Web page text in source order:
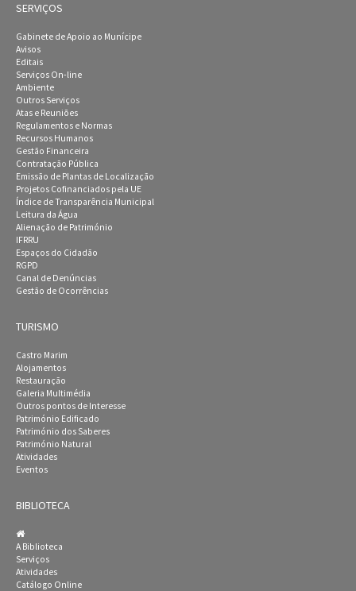
SERVIÇOS
Gabinete de Apoio ao Munícipe
Avisos
Editais
Serviços On-line
Ambiente
Outros Serviços
Atas e Reuniões
Regulamentos e Normas
Recursos Humanos
Gestão Financeira
Contratação Pública
Emissão de Plantas de Localização
Projetos Cofinanciados pela UE
Índice de Transparência Municipal
Leitura da Água
Alienação de Património
IFRRU
Espaços do Cidadão
RGPD
Canal de Denúncias
Gestão de Ocorrências
TURISMO
Castro Marim
Alojamentos
Restauração
Galeria Multimédia
Outros pontos de Interesse
Património Edificado
Património dos Saberes
Património Natural
Atividades
Eventos
BIBLIOTECA
A Biblioteca
Serviços
Atividades
Catálogo Online